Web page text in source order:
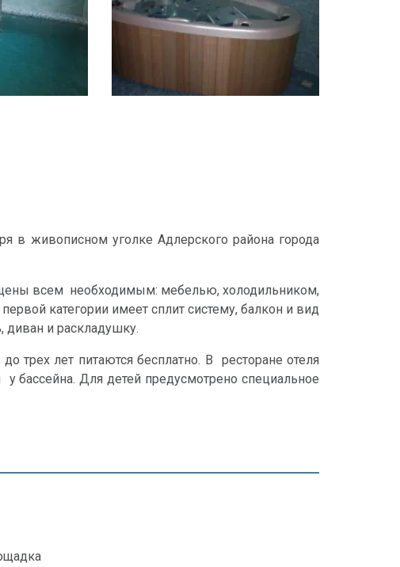
в живописном уголке Адлерского района города
всем необходимым: мебелью, холодильником,
категории имеет сплит систему, балкон и вид
и раскладушку.
трех лет питаются бесплатно. В ресторане отеля
бассейна. Для детей предусмотрено специальное